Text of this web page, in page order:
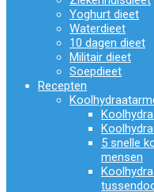
Yoghurt dieet
Waterdieet
10 dagen dieet
Militair dieet
Soepdieet
Recepten
5 snelle
mensen